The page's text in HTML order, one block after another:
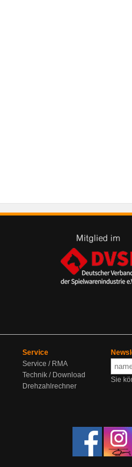
Service
Service / RMA
Technik / Download
Drehzahlrechner
Sie